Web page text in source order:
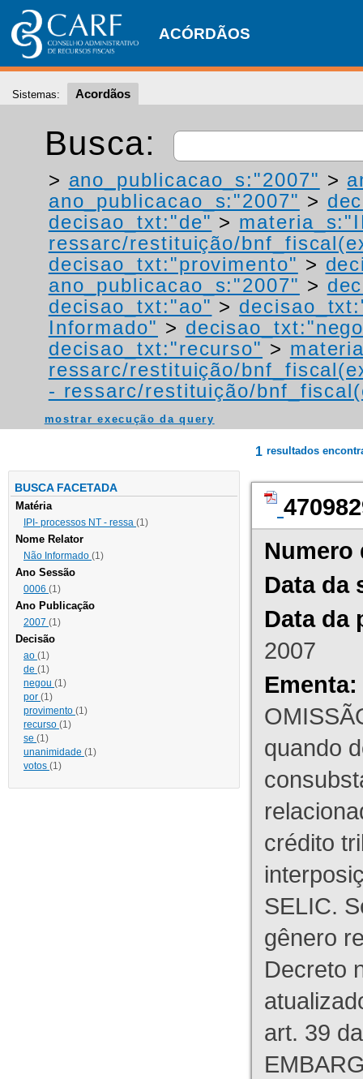
ACÓRDÃOS
Sistemas: Acordãos
Busca:
> ano_publicacao_s:"2007" >
ano_publicacao_s:"2007" >
decisao_txt:"de" >
ressarc/restituição/
decisao_txt:"provimento" >
ano_publicacao_s:"2007" >
decisao_txt:"ao" >
Informado" >
decisao_txt:"recurso" >
ressarc/restituição/
- ressarc/restituição/
mostrar execução da query
BUSCA FACETADA
Matéria
IPI- processos NT - ressa (1)
Nome Relator
Não Informado (1)
Ano Sessão
0006 (1)
Ano Publicação
2007 (1)
Decisão
ao (1)
de (1)
negou (1)
por (1)
provimento (1)
recurso (1)
se (1)
unanimidade (1)
votos (1)
1 resultados
Numero
Data da
Data da
2007
Ementa:
quando
crédito
SELIC.
gênero
Decreto
art. 39